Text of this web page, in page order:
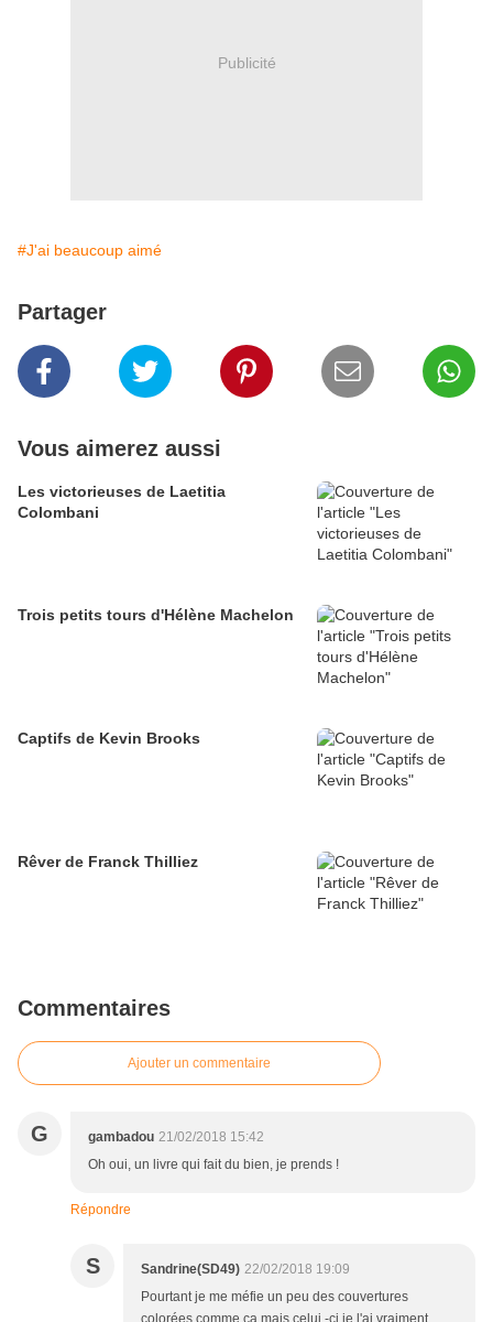
Publicité
#J'ai beaucoup aimé
Partager
Vous aimerez aussi
Les victorieuses de Laetitia
Colombani
Trois petits tours d'Hélène Machelon
Captifs de Kevin Brooks
Rêver de Franck Thilliez
Commentaires
Ajouter un commentaire
G gambadou 21/02/2018 15:42
Oh oui, un livre qui fait du bien, je prends !
Répondre
S Sandrine(SD49) 22/02/2018 19:09
Pourtant je me méfie un peu des couvertures
colorées comme ça mais celui -ci je l'ai vraiment